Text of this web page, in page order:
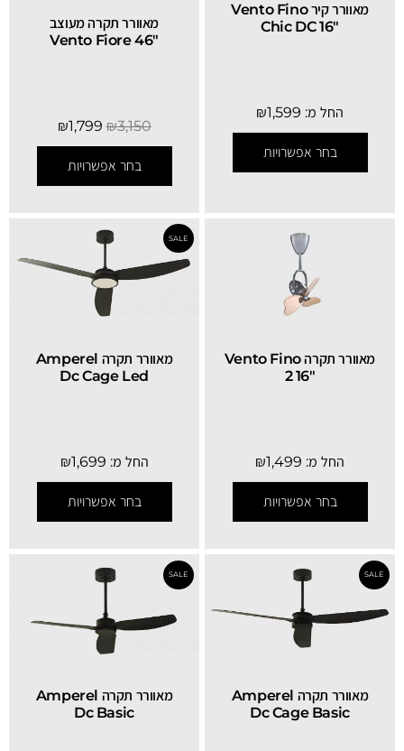
SALE
מאוורר קיר Vento Fino
Chic DC 16″
החל מ: ₪1,599
בחר אפשרויות
מאוורר תקרה מעוצב
"Vento Fiore 46
₪3,150
₪1,799
בחר אפשרויות
מאוורר תקרה Vento Fino
2 16″
החל מ: ₪1,499
בחר אפשרויות
מאוורר תקרה Amperel
Dc Cage Led
החל מ: ₪1,699
בחר אפשרויות
מאוורר תקרה Amperel
Dc Cage Basic
מאוורר תקרה Amperel
Dc Basic